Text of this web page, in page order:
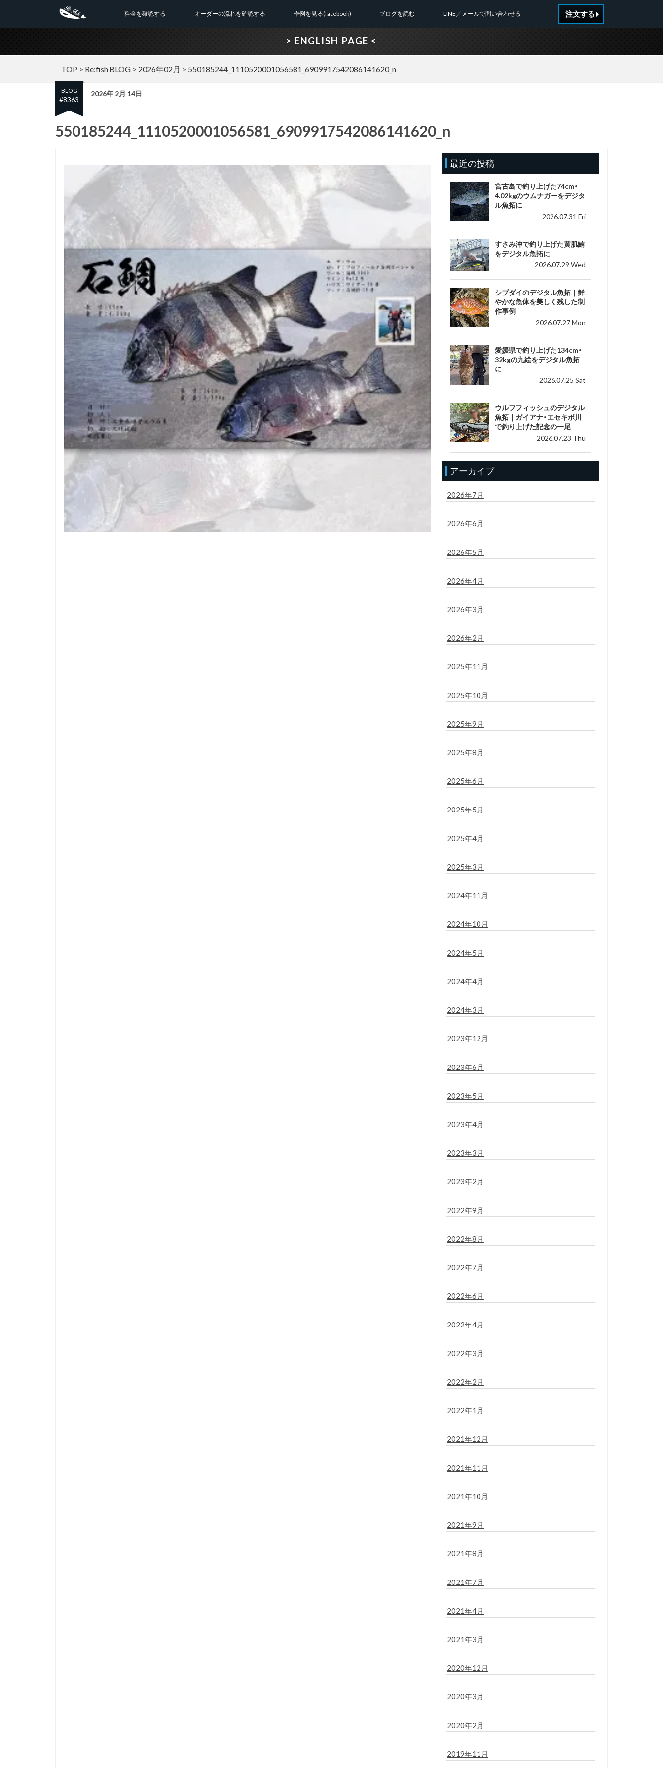
LINE／メールで問い合わせる
料金を確認する オーダーの流れを確認する 作例を見る(facebook) ブログを読む 注文する
> ENGLISH PAGE <
TOP > Re:fish BLOG > 2026年02月 > 550185244_1110520001056581_6909917542086141620_n
BLOG
#8363
2026年 2月 14日
550185244_1110520001056581_6909917542086141620_n
最近の投稿
宮古島で釣り上げた74cm・
4.02kgのウムナガーをデジタ
ル魚拓に
2026.07.31 Fri
すさみ沖で釣り上げた黄肌鮪
をデジタル魚拓に
2026.07.29 Wed
シブダイのデジタル魚拓｜鮮
やかな魚体を美しく残した制
作事例
2026.07.27 Mon
愛媛県で釣り上げた134cm・
32kgの九絵をデジタル魚拓
に
2026.07.25 Sat
ウルフフィッシュのデジタル
魚拓｜ガイアナ・エセキボ川
で釣り上げた記念の一尾
2026.07.23 Thu
アーカイブ
2026年7月
2026年6月
2026年5月
2026年4月
2026年3月
2026年2月
2025年11月
2025年10月
2025年9月
2025年8月
2025年6月
2025年5月
2025年4月
2025年3月
2024年11月
2024年10月
2024年5月
2024年4月
2024年3月
2023年12月
2023年6月
2023年5月
2023年4月
2023年3月
2023年2月
2022年9月
2022年8月
2022年7月
2022年6月
2022年4月
2022年3月
2022年2月
2022年1月
2021年12月
2021年11月
2021年10月
2021年9月
2021年8月
2021年7月
2021年4月
2021年3月
2020年12月
2020年3月
2020年2月
2019年11月